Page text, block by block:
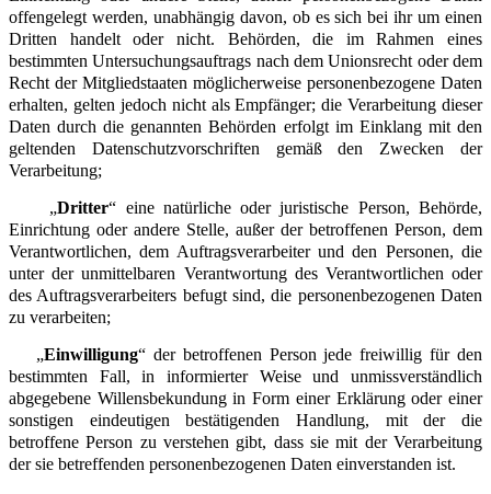
offengelegt werden, unabhängig davon, ob es sich bei ihr um einen
Dritten handelt oder nicht. Behörden, die im Rahmen eines
bestimmten Untersuchungsauftrags nach dem Unionsrecht oder dem
Recht der Mitgliedstaaten möglicherweise personenbezogene Daten
erhalten, gelten jedoch nicht als Empfänger; die Verarbeitung dieser
Daten durch die genannten Behörden erfolgt im Einklang mit den
geltenden Datenschutzvorschriften gemäß den Zwecken der
Verarbeitung;
„Dritter“ eine natürliche oder juristische Person, Behörde,
Einrichtung oder andere Stelle, außer der betroffenen Person, dem
Verantwortlichen, dem Auftragsverarbeiter und den Personen, die
unter der unmittelbaren Verantwortung des Verantwortlichen oder
des Auftragsverarbeiters befugt sind, die personenbezogenen Daten
zu verarbeiten;
„Einwilligung“ der betroffenen Person jede freiwillig für den
bestimmten Fall, in informierter Weise und unmissverständlich
abgegebene Willensbekundung in Form einer Erklärung oder einer
sonstigen eindeutigen bestätigenden Handlung, mit der die
betroffene Person zu verstehen gibt, dass sie mit der Verarbeitung
der sie betreffenden personenbezogenen Daten einverstanden ist.